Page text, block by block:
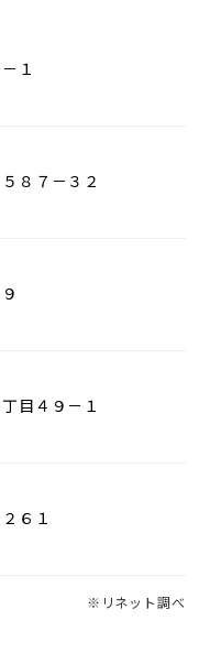
１
８７－３２
目４９－１
６１
※リネット調べ